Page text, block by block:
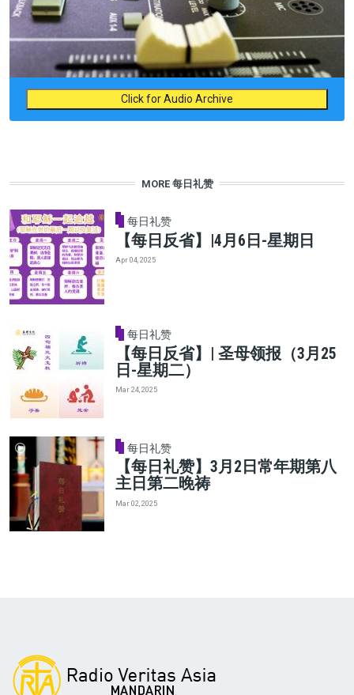
Click for Audio Archive
MORE 每日礼赞
每日礼赞
【每日反省】|4月6日-星期日
Apr 04, 2025
每日礼赞
【每日反省】| 圣母领报（3月25
日-星期二）
Mar 24, 2025
每日礼赞
【每日礼赞】3月2日常年期第八
主日第二晚祷
Mar 02, 2025